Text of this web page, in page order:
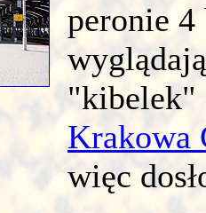
peronie 4
"kibelek"
Krakowa
więc